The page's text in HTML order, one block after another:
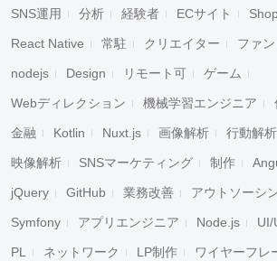
SNS運用 分析 経験者 ECサイト
React Native 常駐 クリエイター ファン
nodejs Design リモート可 ゲーム
Webディレクション 機械学習エンジニア
金融 Kotlin Nuxt.js 画像解析 行動解析
映像解析 SNSマーケティング 制作
jQuery GitHub 業務改善 アウトソーシ
Symfony アプリエンジニア Node.js UI/
PL ネットワーク LP制作 ワイヤーフレ